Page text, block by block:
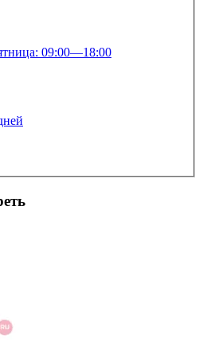
09:00—18:00